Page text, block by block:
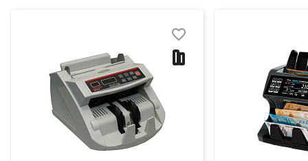
favorite_border